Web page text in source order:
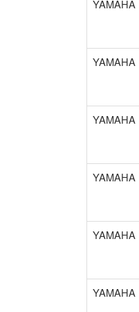
YAMAHA
YAMAHA
YAMAHA
YAMAHA
YAMAHA
YAMAHA